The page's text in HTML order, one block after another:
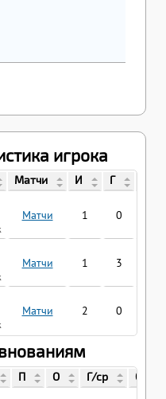
игрока
Матчи И Г
Матчи 1 0
Матчи 1 3
Матчи 2 0
П О Г/ср О/ср